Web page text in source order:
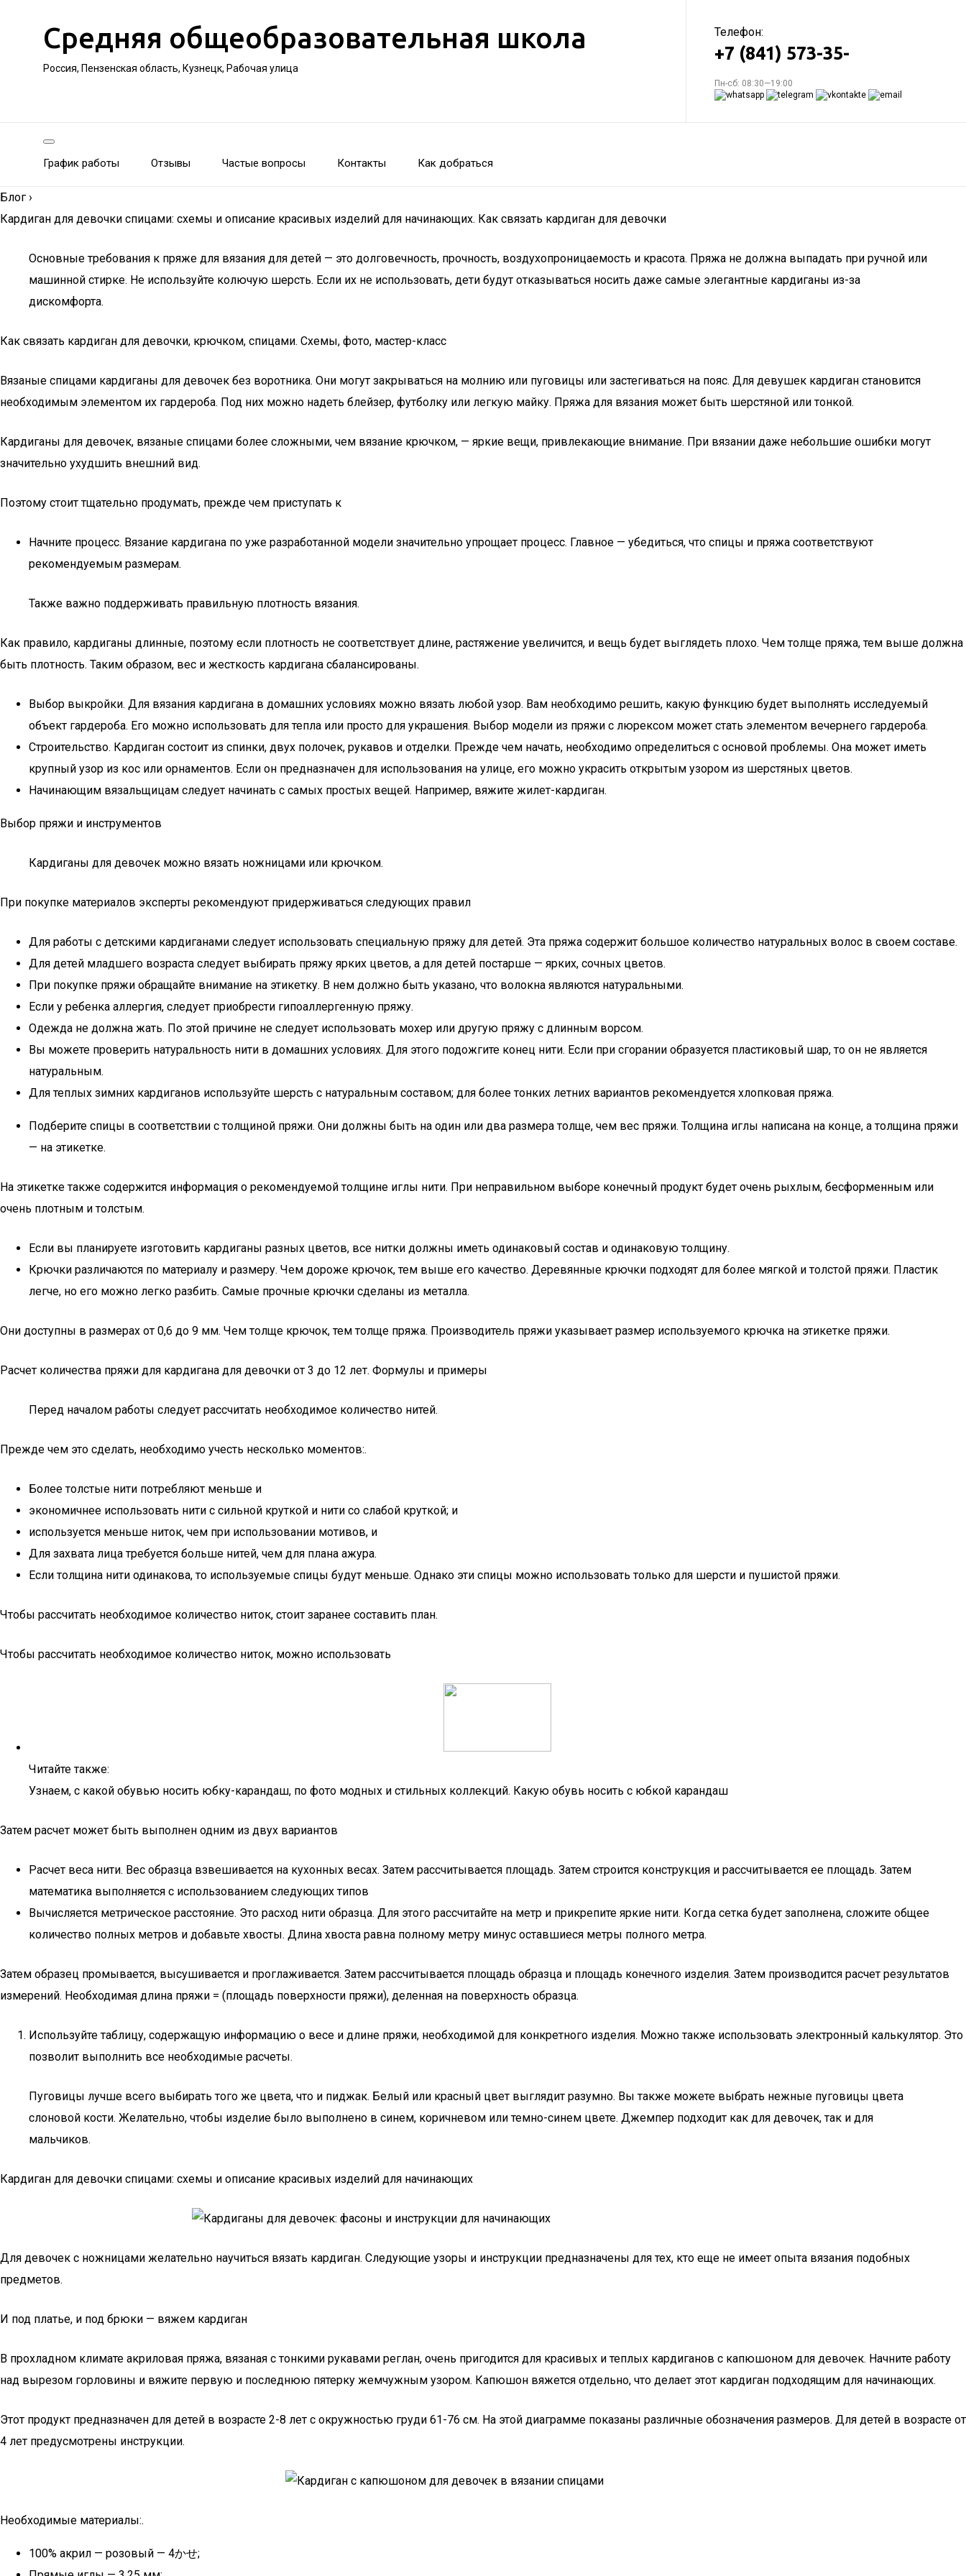
Средняя общеобразовательная школа
Россия, Пензенская область, Кузнецк, Рабочая улица
Телефон:
+7 (841) 573-35-
Пн-сб: 08:30—19:00
График работы Отзывы Частые вопросы Контакты Как добраться
Блог ›
Кардиган для девочки спицами: схемы и описание красивых изделий для начинающих. Как связать кардиган для девочки
Основные требования к пряже для вязания для детей — это долговечность, прочность, воздухопроницаемость и красота. Пряжа не должна выпадать при ручной или
машинной стирке. Не используйте колючую шерсть. Если их не использовать, дети будут отказываться носить даже самые элегантные кардиганы из-за
дискомфорта.
Как связать кардиган для девочки, крючком, спицами. Схемы, фото, мастер-класс
Вязаные спицами кардиганы для девочек без воротника. Они могут закрываться на молнию или пуговицы или застегиваться на пояс. Для девушек кардиган становится
необходимым элементом их гардероба. Под них можно надеть блейзер, футболку или легкую майку. Пряжа для вязания может быть шерстяной или тонкой.
Кардиганы для девочек, вязаные спицами более сложными, чем вязание крючком, — яркие вещи, привлекающие внимание. При вязании даже небольшие ошибки могут
значительно ухудшить внешний вид.
Поэтому стоит тщательно продумать, прежде чем приступать к
Начните процесс. Вязание кардигана по уже разработанной модели значительно упрощает процесс. Главное — убедиться, что спицы и пряжа соответствуют
рекомендуемым размерам.
Также важно поддерживать правильную плотность вязания.
Как правило, кардиганы длинные, поэтому если плотность не соответствует длине, растяжение увеличится, и вещь будет выглядеть плохо. Чем толще пряжа, тем выше должна
быть плотность. Таким образом, вес и жесткость кардигана сбалансированы.
Выбор выкройки. Для вязания кардигана в домашних условиях можно вязать любой узор. Вам необходимо решить, какую функцию будет выполнять исследуемый
объект гардероба. Его можно использовать для тепла или просто для украшения. Выбор модели из пряжи с люрексом может стать элементом вечернего гардероба.
Строительство. Кардиган состоит из спинки, двух полочек, рукавов и отделки. Прежде чем начать, необходимо определиться с основой проблемы. Она может иметь
крупный узор из кос или орнаментов. Если он предназначен для использования на улице, его можно украсить открытым узором из шерстяных цветов.
Начинающим вязальщицам следует начинать с самых простых вещей. Например, вяжите жилет-кардиган.
Выбор пряжи и инструментов
Кардиганы для девочек можно вязать ножницами или крючком.
При покупке материалов эксперты рекомендуют придерживаться следующих правил
Для работы с детскими кардиганами следует использовать специальную пряжу для детей. Эта пряжа содержит большое количество натуральных волос в своем составе.
Для детей младшего возраста следует выбирать пряжу ярких цветов, а для детей постарше — ярких, сочных цветов.
При покупке пряжи обращайте внимание на этикетку. В нем должно быть указано, что волокна являются натуральными.
Если у ребенка аллергия, следует приобрести гипоаллергенную пряжу.
Одежда не должна жать. По этой причине не следует использовать мохер или другую пряжу с длинным ворсом.
Вы можете проверить натуральность нити в домашних условиях. Для этого подожгите конец нити. Если при сгорании образуется пластиковый шар, то он не является
натуральным.
Для теплых зимних кардиганов используйте шерсть с натуральным составом; для более тонких летних вариантов рекомендуется хлопковая пряжа.
Подберите спицы в соответствии с толщиной пряжи. Они должны быть на один или два размера толще, чем вес пряжи. Толщина иглы написана на конце, а толщина пряжи
— на этикетке.
На этикетке также содержится информация о рекомендуемой толщине иглы нити. При неправильном выборе конечный продукт будет очень рыхлым, бесформенным или
очень плотным и толстым.
Если вы планируете изготовить кардиганы разных цветов, все нитки должны иметь одинаковый состав и одинаковую толщину.
Крючки различаются по материалу и размеру. Чем дороже крючок, тем выше его качество. Деревянные крючки подходят для более мягкой и толстой пряжи. Пластик
легче, но его можно легко разбить. Самые прочные крючки сделаны из металла.
Они доступны в размерах от 0,6 до 9 мм. Чем толще крючок, тем толще пряжа. Производитель пряжи указывает размер используемого крючка на этикетке пряжи.
Расчет количества пряжи для кардигана для девочки от 3 до 12 лет. Формулы и примеры
Перед началом работы следует рассчитать необходимое количество нитей.
Прежде чем это сделать, необходимо учесть несколько моментов:.
Более толстые нити потребляют меньше и
экономичнее использовать нити с сильной круткой и нити со слабой круткой; и
используется меньше ниток, чем при использовании мотивов, и
Для захвата лица требуется больше нитей, чем для плана ажура.
Если толщина нити одинакова, то используемые спицы будут меньше. Однако эти спицы можно использовать только для шерсти и пушистой пряжи.
Чтобы рассчитать необходимое количество ниток, стоит заранее составить план.
Чтобы рассчитать необходимое количество ниток, можно использовать
Читайте также:
Узнаем, с какой обувью носить юбку-карандаш, по фото модных и стильных коллекций. Какую обувь носить с юбкой карандаш
Затем расчет может быть выполнен одним из двух вариантов
Расчет веса нити. Вес образца взвешивается на кухонных весах. Затем рассчитывается площадь. Затем строится конструкция и рассчитывается ее площадь. Затем
математика выполняется с использованием следующих типов
Вычисляется метрическое расстояние. Это расход нити образца. Для этого рассчитайте на метр и прикрепите яркие нити. Когда сетка будет заполнена, сложите общее
количество полных метров и добавьте хвосты. Длина хвоста равна полному метру минус оставшиеся метры полного метра.
Затем образец промывается, высушивается и проглаживается. Затем рассчитывается площадь образца и площадь конечного изделия. Затем производится расчет результатов
измерений. Необходимая длина пряжи = (площадь поверхности пряжи), деленная на поверхность образца.
Используйте таблицу, содержащую информацию о весе и длине пряжи, необходимой для конкретного изделия. Можно также использовать электронный калькулятор. Это
позволит выполнить все необходимые расчеты.
Пуговицы лучше всего выбирать того же цвета, что и пиджак. Белый или красный цвет выглядит разумно. Вы также можете выбрать нежные пуговицы цвета
слоновой кости. Желательно, чтобы изделие было выполнено в синем, коричневом или темно-синем цвете. Джемпер подходит как для девочек, так и для
мальчиков.
Кардиган для девочки спицами: схемы и описание красивых изделий для начинающих
Для девочек с ножницами желательно научиться вязать кардиган. Следующие узоры и инструкции предназначены для тех, кто еще не имеет опыта вязания подобных
предметов.
И под платье, и под брюки — вяжем кардиган
В прохладном климате акриловая пряжа, вязаная с тонкими рукавами реглан, очень пригодится для красивых и теплых кардиганов с капюшоном для девочек. Начните работу
над вырезом горловины и вяжите первую и последнюю пятерку жемчужным узором. Капюшон вяжется отдельно, что делает этот кардиган подходящим для начинающих.
Этот продукт предназначен для детей в возрасте 2-8 лет с окружностью груди 61-76 см. На этой диаграмме показаны различные обозначения размеров. Для детей в возрасте от
4 лет предусмотрены инструкции.
Необходимые материалы:.
100% акрил — розовый — 4かせ;